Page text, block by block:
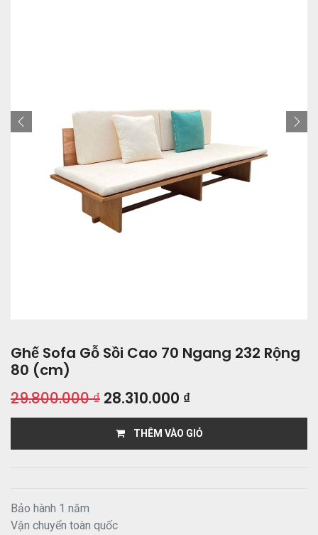
Ghế Sofa Gỗ Sồi Cao 70 Ngang 232 Rộng
80 (cm)
29.800.000₫ 28.310.000 ₫
THÊM VÀO GIỎ
Bảo hành 1 năm
Vận chuyển toàn quốc